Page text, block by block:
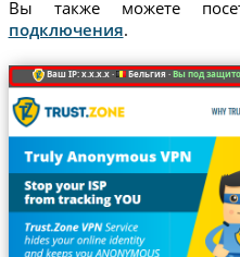
Вы также можете
подключения.
Ваш IP: x.x.x.x · Бельгия ·Вы под